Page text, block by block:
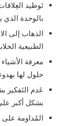
تَوطيد
بالوحدة الذي
الذهاب إلى
الطبيعية
معرفة
حلول لها
عَدم التَفكير
بشكل أكبر
المُداومة على